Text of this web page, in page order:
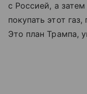
с Россией, а
покупать этот
Это план Трампа,